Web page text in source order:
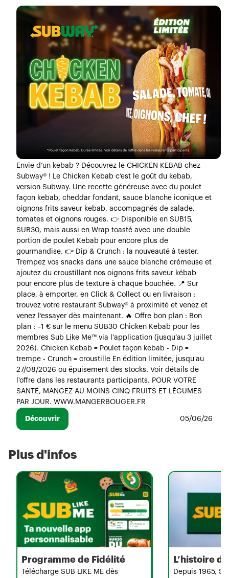
Envie d’un kebab ? Découvrez le CHICKEN KEBAB chez
Subway® ! Le Chicken Kebab c’est le goût du kebab,
version Subway. Une recette généreuse avec du poulet
façon kebab, cheddar fondant, sauce blanche iconique et
oignons frits saveur kebab, accompagnés de salade,
tomates et oignons rouges. 👉 Disponible en SUB15,
SUB30, mais aussi en Wrap toasté avec une double
portion de poulet Kebab pour encore plus de
gourmandise. 👉 Dip & Crunch : la nouveauté à tester.
Trempez vos snacks dans une sauce blanche crémeuse et
ajoutez du croustillant nos oignons frits saveur kébab
pour encore plus de texture à chaque bouchée. 📍 Sur
place, à emporter, en Click & Collect ou en livraison :
trouvez votre restaurant Subway® à proximité et venez et
venez l’essayer dès maintenant. 🔥 Offre bon plan : Bon
plan : –1 € sur le menu SUB30 Chicken Kebab pour les
membres Sub Like Me™ via l’application (jusqu’au 3 juillet
2026). Chicken Kebab = Poulet façon kebab - Dip =
trempe - Crunch = croustille En édition limitée, jusqu'au
27/08/2026 ou épuisement des stocks. Voir détails de
l'offre dans les restaurants participants. POUR VOTRE
SANTÉ, MANGEZ AU MOINS CINQ FRUITS ET LÉGUMES
PAR JOUR. WWW.MANGERBOUGER.FR
Découvrir 05/06/26
Plus d'infos
Programme de Fidélité
Télécharge SUB LIKE ME dès
L’histoire
Depuis 1965,